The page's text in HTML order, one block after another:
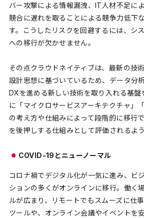
バー攻撃による情報漏洩、IT人材不足に
競合に遅れを取ることによる競争力低下
す。こうしたリスクを回避するには、シ
への移行が欠かせません。
その点クラウドネイティブは、最新の技
設計思想に基づいているため、データ分
DXを進める新しい技術を取り入れる基盤
に「マイクロサービスアーキテクチャ」
の考え方や仕組みによって段階的に移行
を後押しする仕組みとして評価されるよ
COVID-19とニューノーマル
コロナ禍でデジタル化が一気に進み、ビ
ションの多くがオンラインに移行。働く
ルが広まり、リモートでもスムーズに仕
ツールや、オンライン会議やイベントを